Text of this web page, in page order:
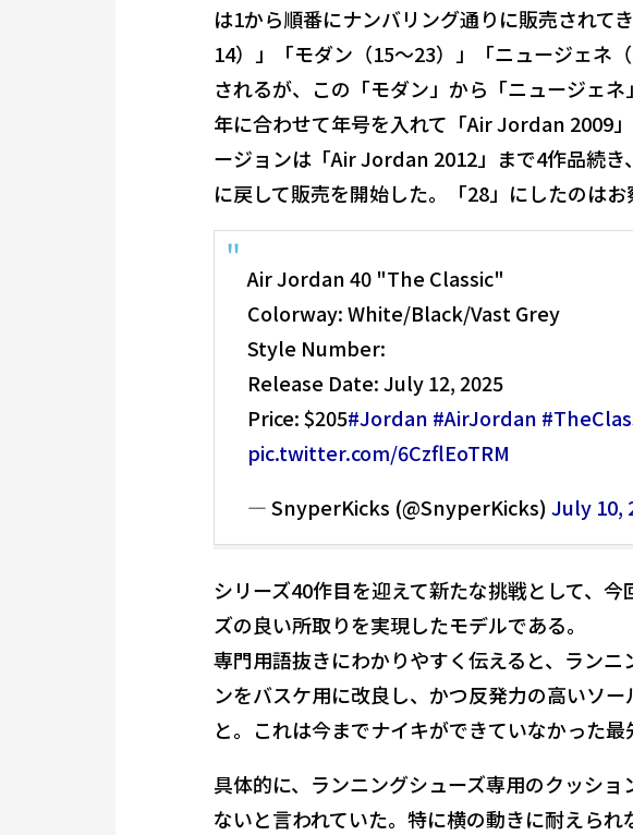
は1から順番にナンバリング通りに販売されて
14）」「モダン（15〜23）」「ニュージェネ
されるが、この「モダン」から「ニュージェ
年に合わせて年号を入れて「Air Jordan 2009
ージョンは「Air Jordan 2012」まで4作品続
に戻して販売を開始した。「28」にしたのはお
Air Jordan 40 "The Classic"
Colorway: White/Black/Vast Grey
Style Number:
Release Date: July 12, 2025
Price: $205#Jordan #AirJordan
pic.twitter.com/6CzflEoTRM
— SnyperKicks (@SnyperKicks)July 10,
シリーズ40作目を迎えて新たな挑戦として、
ズの良い所取りを実現したモデルである。
専門用語抜きにわかりやすく伝えると、ラン
ンをバスケ用に改良し、かつ反発力の高いソ
と。これは今までナイキができていなかった最
具体的に、ランニングシューズ専用のクッシ
ないと言われていた。特に横の動きに耐えら